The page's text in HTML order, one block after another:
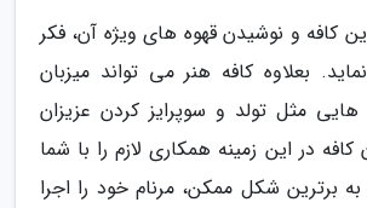
کافه و نوشیدن قهوه های ویژه آن، فکر
بعلاوه کافه هنر می تواند میزبان
هایی مثل تولد و سوپرایز کردن عزیزان
کافه در این زمینه همکاری لازم را با شما
برترین شکل ممکن، مرنام خود را اجرا